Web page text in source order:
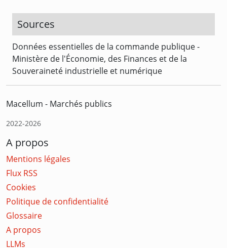
Sources
Données essentielles de la commande publique -
Ministère de l'Économie, des Finances et de la
Souveraineté industrielle et numérique
Macellum - Marchés publics
2022-2026
A propos
Mentions légales
Flux RSS
Cookies
Politique de confidentialité
Glossaire
A propos
LLMs